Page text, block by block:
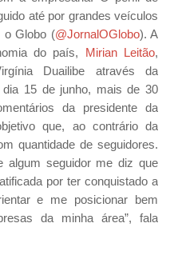
até por grandes veículos
o Globo (@JornalOGlobo). A
do país, Mirian Leitão,
Duailibe através da
dia 15 de junho, mais de 30
da presidente da
que, ao contrário da
quantidade de seguidores.
algum seguidor me diz que
por ter conquistado a
e me posicionar bem
da minha área”, fala